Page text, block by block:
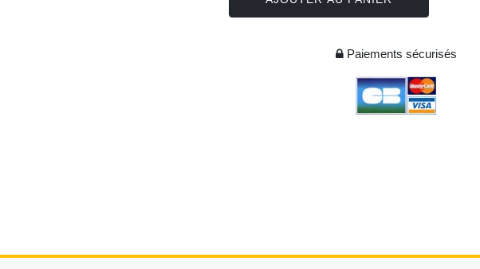
Paiements sécurisés